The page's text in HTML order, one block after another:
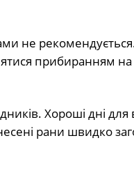
не
прибиранням
Хороші дні
рани швидко